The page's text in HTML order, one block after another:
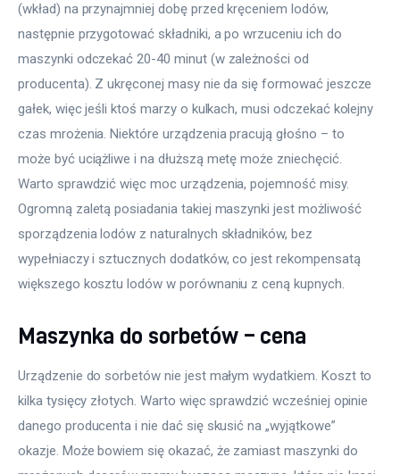
(wkład) na przynajmniej dobę przed kręceniem lodów,
następnie przygotować składniki, a po wrzuceniu ich do
maszynki odczekać 20-40 minut (w zależności od
producenta). Z ukręconej masy nie da się formować jeszcze
gałek, więc jeśli ktoś marzy o kulkach, musi odczekać kolejny
czas mrożenia. Niektóre urządzenia pracują głośno – to
może być uciążliwe i na dłuższą metę może zniechęcić.
Warto sprawdzić więc moc urządzenia, pojemność misy.
Ogromną zaletą posiadania takiej maszynki jest możliwość
sporządzenia lodów z naturalnych składników, bez
wypełniaczy i sztucznych dodatków, co jest rekompensatą
większego kosztu lodów w porównaniu z ceną kupnych.
Maszynka do sorbetów – cena
Urządzenie do sorbetów nie jest małym wydatkiem. Koszt to
kilka tysięcy złotych. Warto więc sprawdzić wcześniej opinie
danego producenta i nie dać się skusić na „wyjątkowe”
okazje. Może bowiem się okazać, że zamiast maszynki do